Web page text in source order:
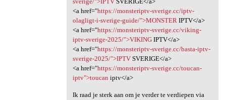
<a href="https://monsteriptv-sverige.cc/iptv-
olagligt-i-sverige-guide/">MONSTER IPTV</a>
<a href="https://monsteriptv-sverige.cc/viking-
iptv-sverige-2025/">VIKINGIPTV</a>
<a href="https://monsteriptv-sverige.cc/basta-iptv-
sverige-2025/">IPTVSVERIGE</a>
<a href="https://monsteriptv-sverige.cc/toucan-
iptv">toucan iptv</a>
Ik raad je sterk aan om je verder te verdiepen via